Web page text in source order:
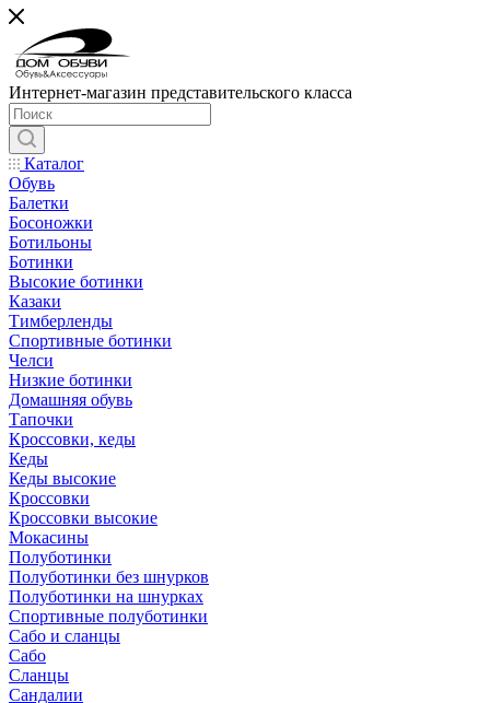
Интернет-магазин представительского класса
Каталог
Обувь
Балетки
Босоножки
Ботильоны
Ботинки
Высокие ботинки
Казаки
Тимберленды
Спортивные ботинки
Челси
Низкие ботинки
Домашняя обувь
Тапочки
Кроссовки, кеды
Кеды
Кеды высокие
Кроссовки
Кроссовки высокие
Мокасины
Полуботинки
Полуботинки без шнурков
Полуботинки на шнурках
Спортивные полуботинки
Сабо и сланцы
Сабо
Сланцы
Сандалии